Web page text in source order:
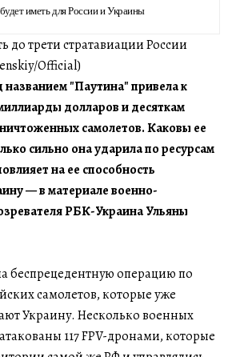
иметь для России и Украины
до трети стратавиации России
Official)
"Паутина" привела к
долларов и десяткам
самолетов. Каковы ее
сильно она ударила по ресурсам
на ее способность
— в материале военно-
РБК-Украина Ульяны
беспрецедентную операцию по
самолетов, которые уже
Украину. Несколько военных
117 FPV-дронами, которые